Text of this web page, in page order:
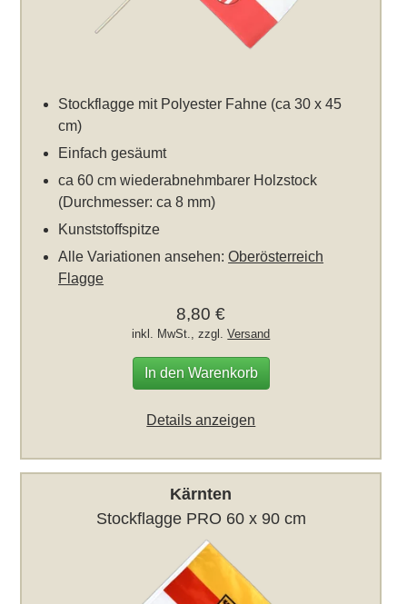
Stockflagge mit Polyester Fahne (ca 30 x 45
cm)
Einfach gesäumt
ca 60 cm wiederabnehmbarer Holzstock
(Durchmesser: ca 8 mm)
Kunststoffspitze
Alle Variationen ansehen:Oberösterreich
Flagge
8,80 €
inkl. MwSt., zzgl.Versand
In den Warenkorb
Details anzeigen
Kärnten
Stockflagge PRO 60 x 90 cm